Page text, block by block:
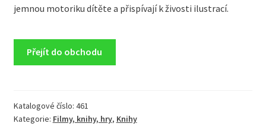
jemnou motoriku dítěte a přispívají k živosti ilustrací.
Přejít do obchodu
Katalogové číslo: 461
Kategorie: Filmy, knihy, hry, Knihy